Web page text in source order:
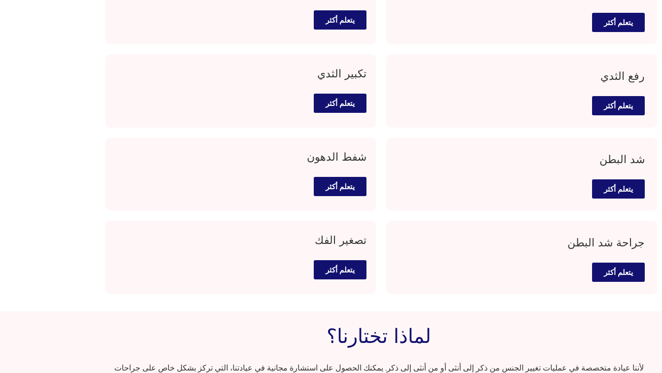
يتعلم أكثر يتعلم أكثر
رفع الثدي
يتعلم أكثر
تكبير الثدي
يتعلم أكثر
شد البطن
يتعلم أكثر
شفط الدهون
يتعلم أكثر
جراحة شد البطن
يتعلم أكثر
تصغير الفك
يتعلم أكثر
لماذا تختارنا؟
لأننا عيادة متخصصة في عمليات تغيير الجنس من ذكر إلى أنثى أو من أنثى إلى ذكر. يمكنك الحصول على استشارة مجانية في عيادتنا، التي تركز بشكل خاص على جراحات